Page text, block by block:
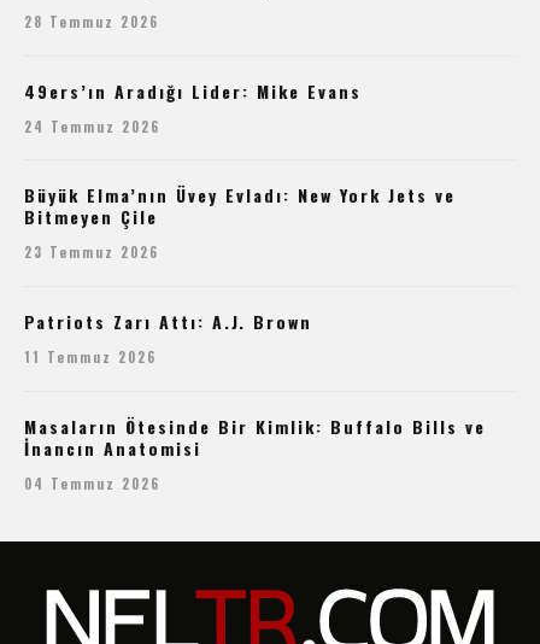
28 Temmuz 2026
49ers’ın Aradığı Lider: Mike Evans
24 Temmuz 2026
Büyük Elma’nın Üvey Evladı: New York Jets ve
Bitmeyen Çile
23 Temmuz 2026
Patriots Zarı Attı: A.J. Brown
11 Temmuz 2026
Masaların Ötesinde Bir Kimlik: Buffalo Bills ve
İnancın Anatomisi
04 Temmuz 2026